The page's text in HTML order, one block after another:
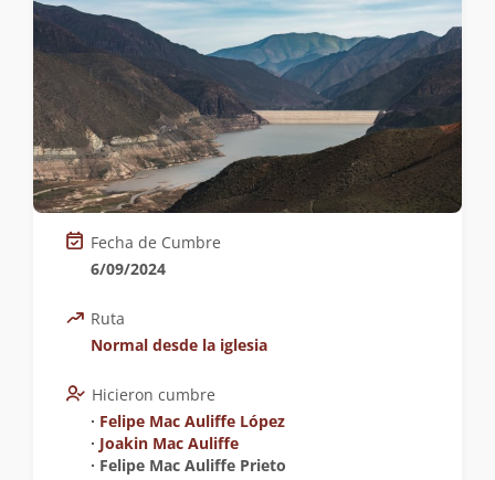
Fecha de Cumbre
6/09/2024
Ruta
Normal desde la iglesia
Hicieron cumbre
∙ Felipe Mac Auliffe López
∙ Joakin Mac Auliffe
∙ Felipe Mac Auliffe Prieto